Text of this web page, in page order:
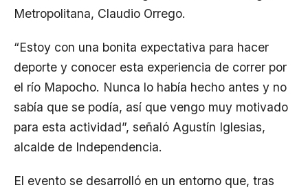
Metropolitana, Claudio Orrego.
“Estoy con una bonita expectativa para hacer
deporte y conocer esta experiencia de correr por
el río Mapocho. Nunca lo había hecho antes y no
sabía que se podía, así que vengo muy motivado
para esta actividad”, señaló Agustín Iglesias,
alcalde de Independencia.
El evento se desarrolló en un entorno que, tras